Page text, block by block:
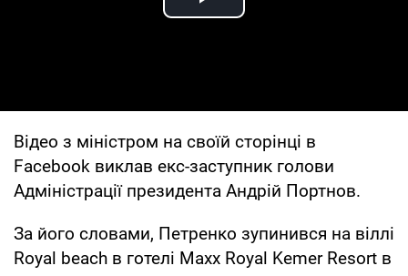
Play Video
Відео з міністром на своїй сторінці в
Facebook виклав екс-заступник голови
Адміністрації президента Андрій Портнов.
За його словами, Петренко зупинився на віллі
Royal beach в готелі Maxx Royal Kemer Resort в